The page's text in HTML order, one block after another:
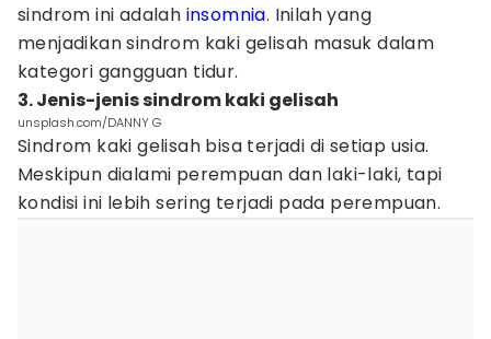
sindrom ini adalah insomnia. Inilah yang
menjadikan sindrom kaki gelisah masuk dalam
kategori gangguan tidur.
3. Jenis-jenis sindrom kaki gelisah
unsplash.com/DANNY G
Sindrom kaki gelisah bisa terjadi di setiap usia.
Meskipun dialami perempuan dan laki-laki, tapi
kondisi ini lebih sering terjadi pada perempuan.